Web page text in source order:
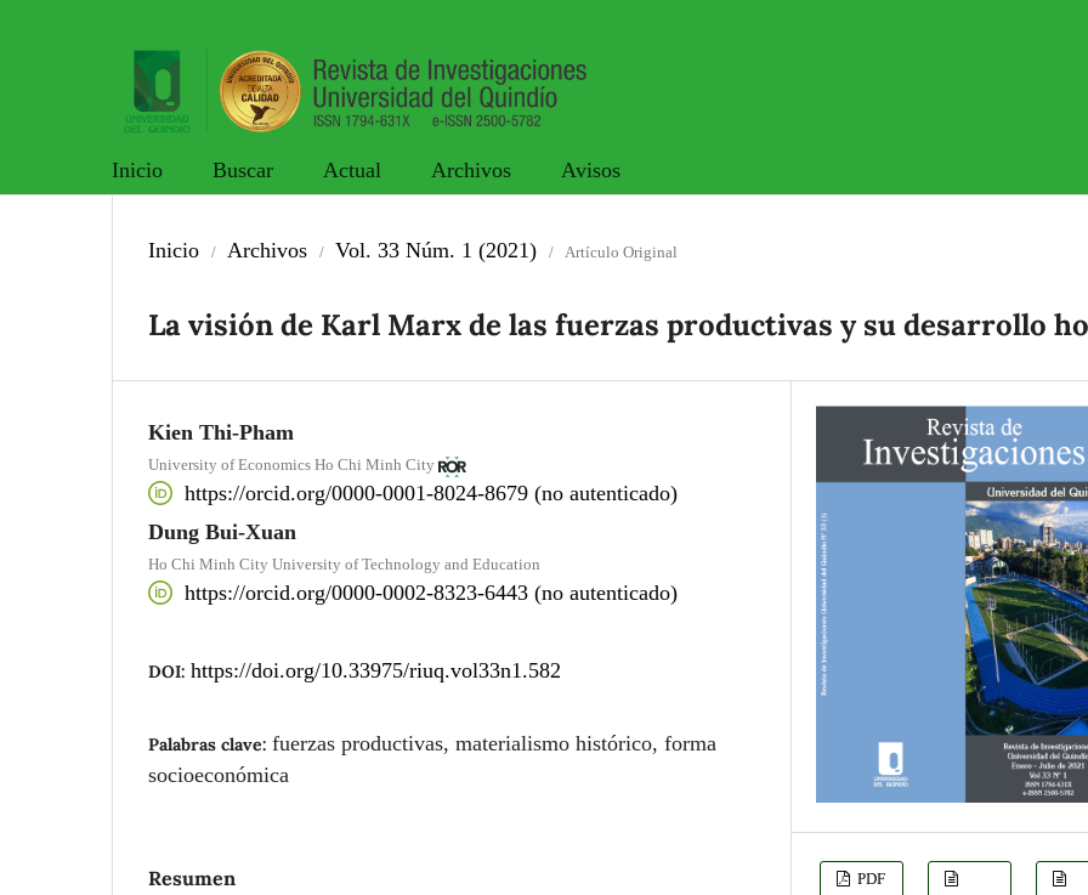
Inicio Buscar Actual Archivos Avisos
Inicio / Archivos / Vol. 33 Núm. 1 (2021) / Artículo Original
La visión de Karl Marx de las fuerzas productivas y su desarrollo
Kien Thi-Pham
University of Economics Ho Chi Minh City
https://orcid.org/0000-0001-8024-8679 (no autenticado)
Dung Bui-Xuan
Ho Chi Minh City University of Technology and Education
https://orcid.org/0000-0002-8323-6443 (no autenticado)
DOI: https://doi.org/10.33975/riuq.vol33n1.582
Palabras clave: fuerzas productivas, materialismo histórico, forma
socioeconómica
Resumen
PDF